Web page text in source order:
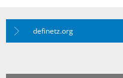
Weinsberg
definetz.org